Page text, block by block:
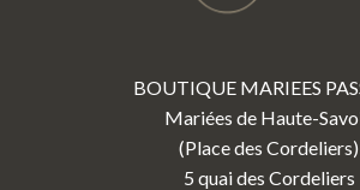
BOUTIQUE MARIEES
Mariées de Haute-
(Place des Cordeliers)
5 quai des Cordeliers